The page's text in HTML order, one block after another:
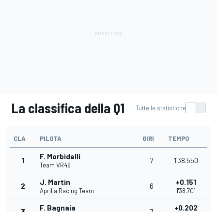
La classifica della Q1 Tutte le statistiche
CLA PILOTA GIRI TEMPO
1 F. Morbidelli
Team VR46
7 1'38.550
2 J. Martin
Aprilia Racing Team
6 +0.151
1'38.701
F. Bagnaia +0.202